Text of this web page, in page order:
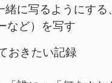
緒に写るようにす
など）を写す
おきたい記録